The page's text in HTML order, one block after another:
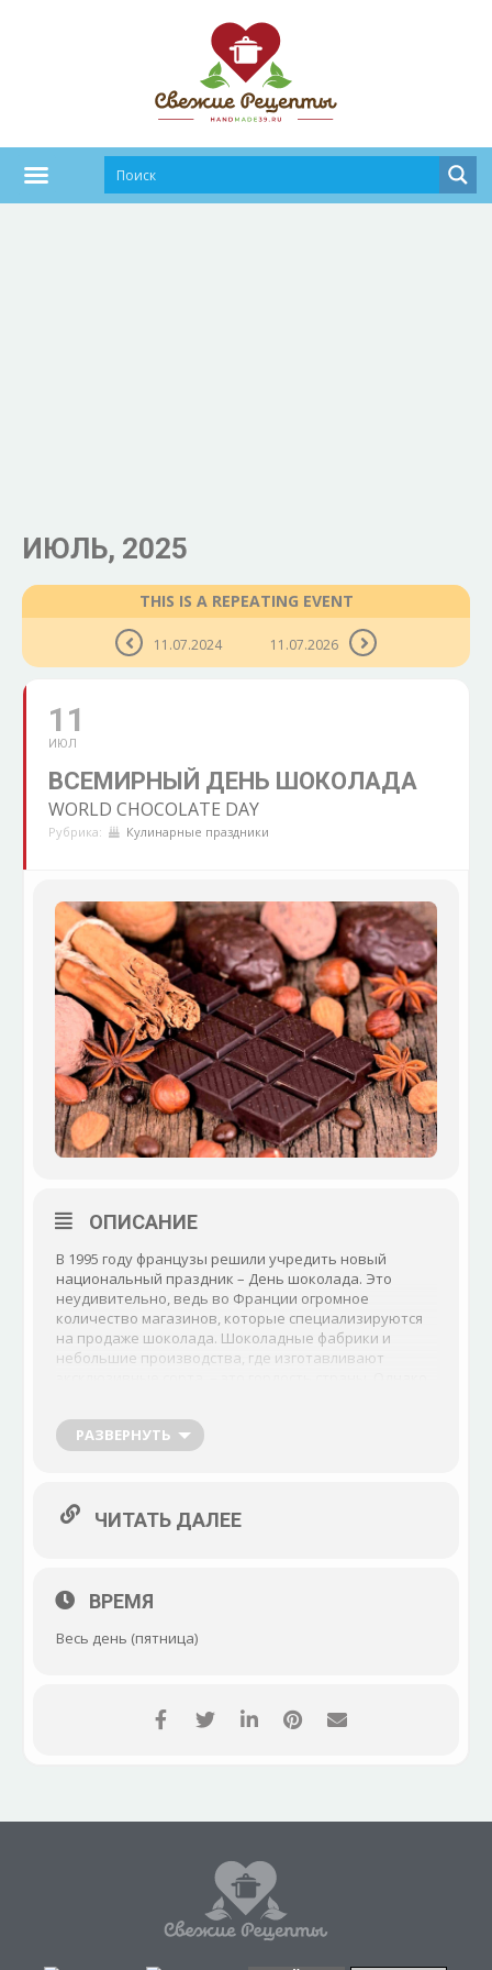
ИЮЛЬ, 2025
THIS IS A REPEATING EVENT
11.07.2024 11.07.2026
11
ИЮЛ
ВСЕМИРНЫЙ ДЕНЬ ШОКОЛАДА
WORLD CHOCOLATE DAY
Рубрика: Кулинарные праздники
ОПИСАНИЕ
В 1995 году французы решили учредить новый
национальный праздник – День шоколада. Это
неудивительно, ведь во Франции огромное
количество магазинов, которые специализируются
на продаже шоколада. Шоколадные фабрики и
небольшие производства, где изготавливают
праздник очень быстро трансформировался во
Всемирный день шоколада.
РАЗВЕРНУТЬ
ЧИТАТЬ ДАЛЕЕ
ВРЕМЯ
Весь день (пятница)